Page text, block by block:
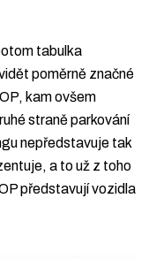
tabulka
poměrně značné
kam ovšem
straně parkování
nepředstavuje tak
a to už z toho
představují vozidla